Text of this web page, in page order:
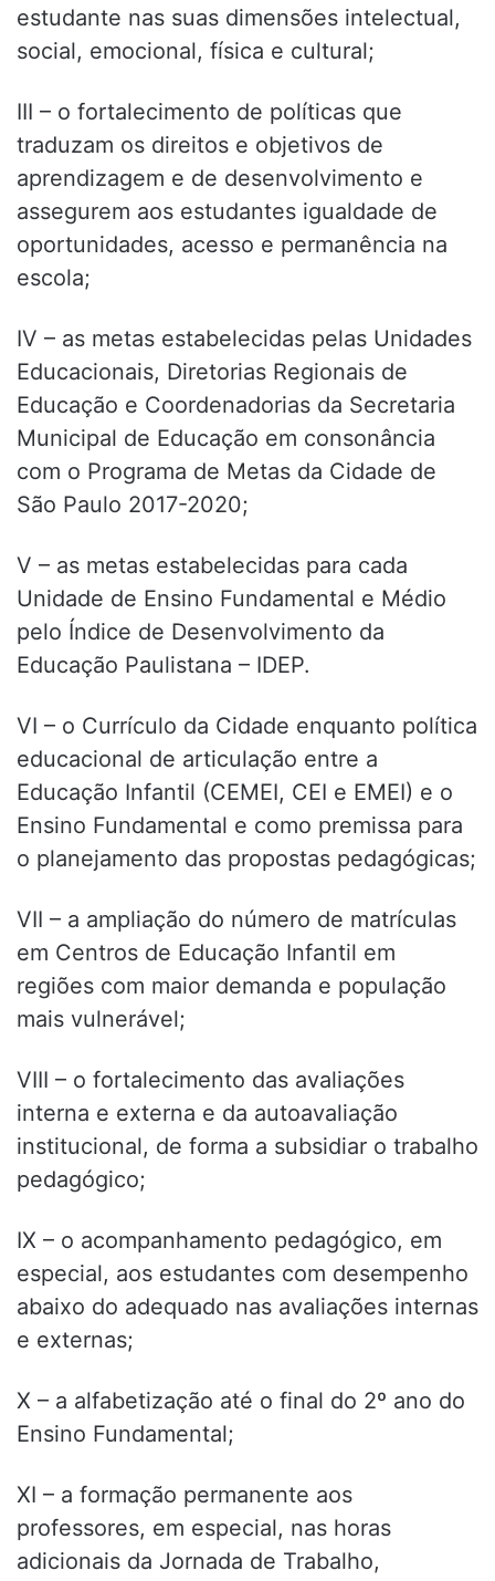
estudante nas suas dimensões intelectual,
social, emocional, física e cultural;
III – o fortalecimento de políticas que
traduzam os direitos e objetivos de
aprendizagem e de desenvolvimento e
assegurem aos estudantes igualdade de
oportunidades, acesso e permanência na
escola;
IV – as metas estabelecidas pelas Unidades
Educacionais, Diretorias Regionais de
Educação e Coordenadorias da Secretaria
Municipal de Educação em consonância
com o Programa de Metas da Cidade de
São Paulo 2017-2020;
V – as metas estabelecidas para cada
Unidade de Ensino Fundamental e Médio
pelo Índice de Desenvolvimento da
Educação Paulistana – IDEP.
VI – o Currículo da Cidade enquanto política
educacional de articulação entre a
Educação Infantil (CEMEI, CEI e EMEI) e o
Ensino Fundamental e como premissa para
o planejamento das propostas pedagógicas;
VII – a ampliação do número de matrículas
em Centros de Educação Infantil em
regiões com maior demanda e população
mais vulnerável;
VIII – o fortalecimento das avaliações
interna e externa e da autoavaliação
institucional, de forma a subsidiar o trabalho
pedagógico;
IX – o acompanhamento pedagógico, em
especial, aos estudantes com desempenho
abaixo do adequado nas avaliações internas
e externas;
X – a alfabetização até o final do 2º ano do
Ensino Fundamental;
XI – a formação permanente aos
professores, em especial, nas horas
adicionais da Jornada de Trabalho,